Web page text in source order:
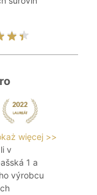
więcej >>
v
1 a
výrobcu